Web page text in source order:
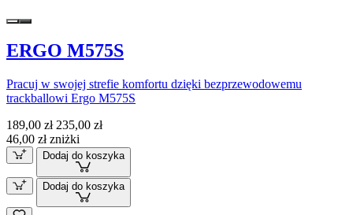
ERGO M575S
Pracuj w swojej strefie komfortu dzięki bezprzewodowemu
trackballowi Ergo M575S
189,00 zł 235,00 zł
46,00 zł zniżki
Dodaj do koszyka
Dodaj do koszyka